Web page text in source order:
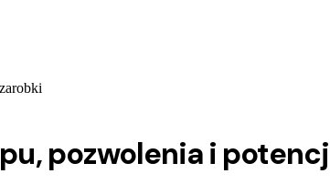
pozwolenia i